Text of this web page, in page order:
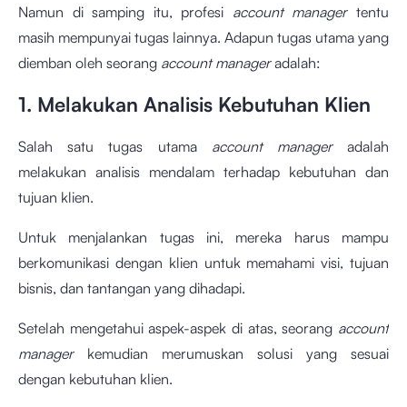
Namun di samping itu, profesi account managertentu
masih mempunyai tugas lainnya. Adapun tugas utama yang
diemban oleh seorang account manageradalah:
1. Melakukan Analisis Kebutuhan Klien
Salah satu tugas utama account manageradalah
melakukan analisis mendalam terhadap kebutuhan dan
tujuan klien.
Untuk menjalankan tugas ini, mereka harus mampu
berkomunikasi dengan klien untuk memahami visi, tujuan
bisnis, dan tantangan yang dihadapi.
Setelah mengetahui aspek-aspek di atas, seorang account
managerkemudian merumuskan solusi yang sesuai
dengan kebutuhan klien.